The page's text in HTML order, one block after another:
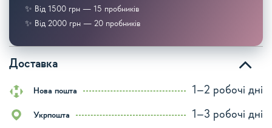
✨ Від 1500 грн — 15 пробників
✨ Від 2000 грн — 20 пробників
Доставка
Нова пошта 1–2 робочі дні
Укрпошта 1–3 робочі дні